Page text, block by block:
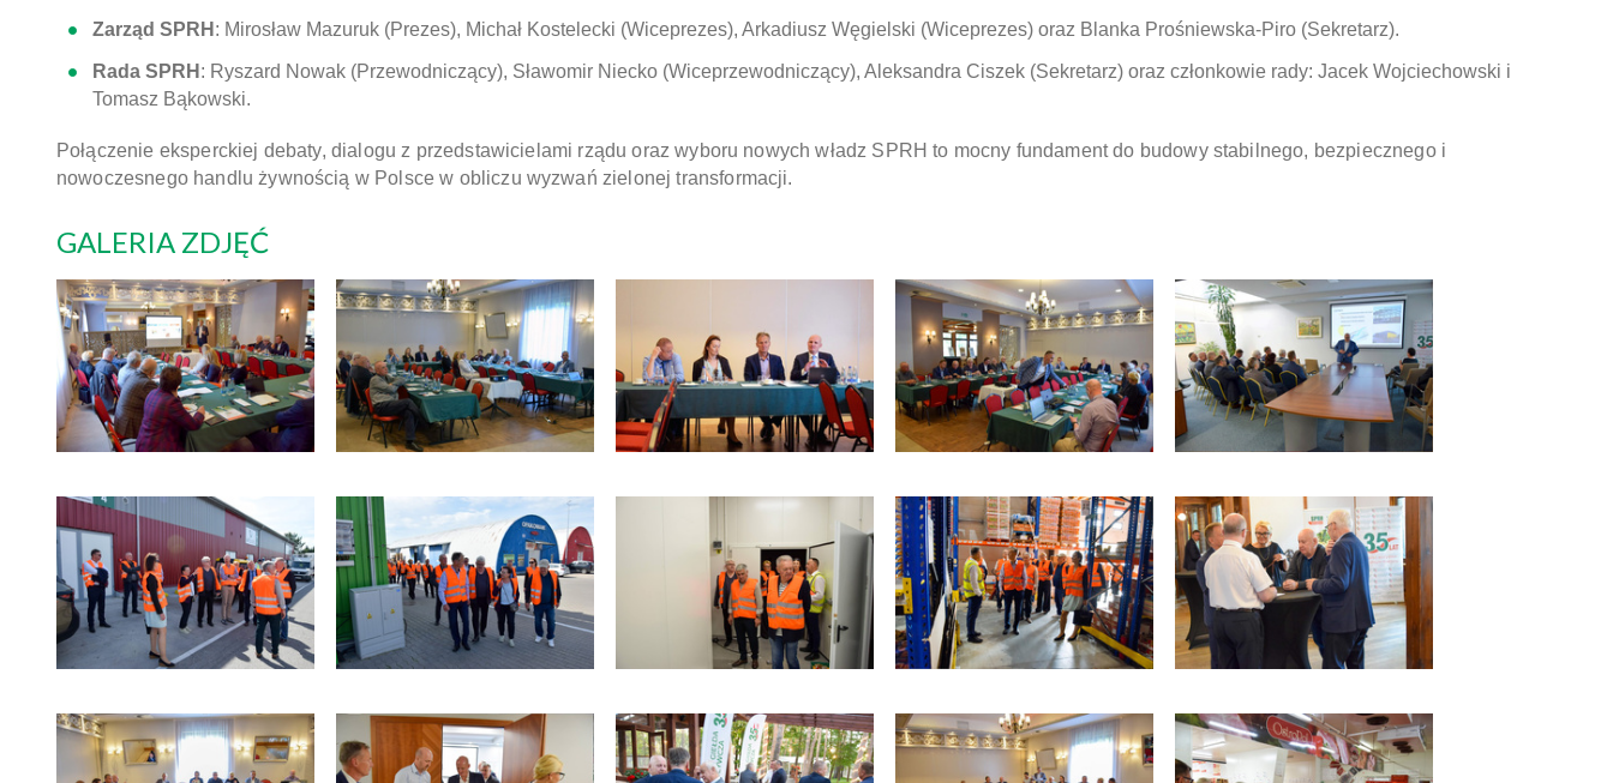
Zarząd SPRH : Mirosław Mazuruk (Prezes), Michał Kostelecki (Wiceprezes), Arkadiusz Węgielski (Wiceprezes) oraz Blanka Prośniewska-Piro (Sekretarz).
Rada SPRH : Ryszard Nowak (Przewodniczący), Sławomir Niecko (Wiceprzewodniczący), Aleksandra Ciszek (Sekretarz) oraz członkowie rady: Jacek Wojciechowski i
Tomasz Bąkowski.
Połączenie eksperckiej debaty, dialogu z przedstawicielami rządu oraz wyboru nowych władz SPRH to mocny fundament do budowy stabilnego, bezpiecznego i
nowoczesnego handlu żywnością w Polsce w obliczu wyzwań zielonej transformacji.
GALERIA ZDJĘĆ